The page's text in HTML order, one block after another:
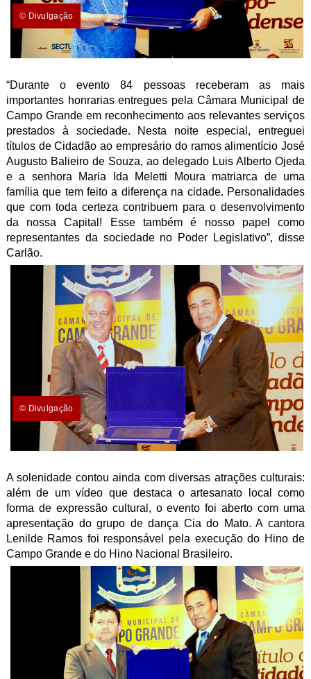
© Divulgação
“Durante o evento 84 pessoas receberam as mais
importantes honrarias entregues pela Câmara Municipal de
Campo Grande em reconhecimento aos relevantes serviços
prestados à sociedade. Nesta noite especial, entreguei
títulos de Cidadão ao empresário do ramos alimentício José
Augusto Balieiro de Souza, ao delegado Luis Alberto Ojeda
e a senhora Maria Ida Meletti Moura matriarca de uma
família que tem feito a diferença na cidade. Personalidades
que com toda certeza contribuem para o desenvolvimento
da nossa Capital! Esse também é nosso papel como
representantes da sociedade no Poder Legislativo”, disse
Carlão.
© Divulgação
A solenidade contou ainda com diversas atrações culturais:
além de um vídeo que destaca o artesanato local como
forma de expressão cultural, o evento foi aberto com uma
apresentação do grupo de dança Cia do Mato. A cantora
Lenilde Ramos foi responsável pela execução do Hino de
Campo Grande e do Hino Nacional Brasileiro.